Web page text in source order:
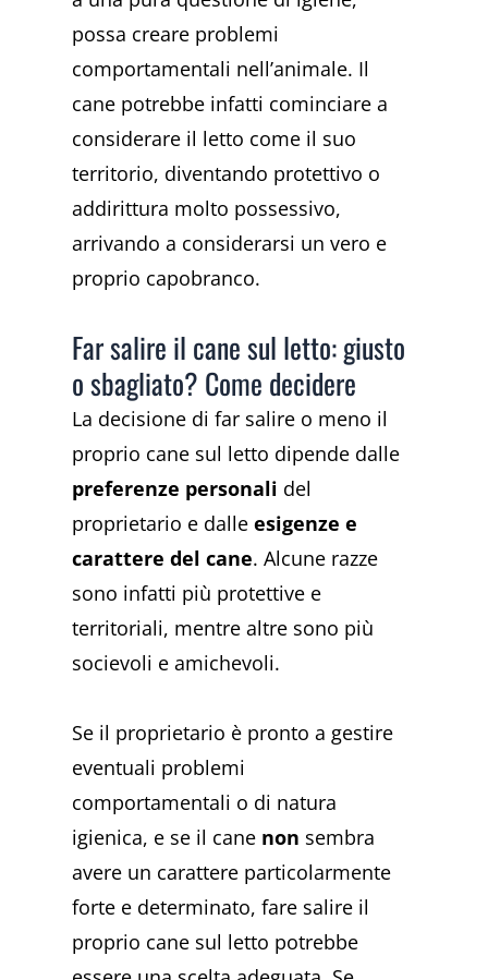
possa creare problemi
comportamentali nell’animale. Il
cane potrebbe infatti cominciare a
considerare il letto come il suo
territorio, diventando protettivo o
addirittura molto possessivo,
arrivando a considerarsi un vero e
proprio capobranco.
Far salire il cane sul letto: giusto
o sbagliato? Come decidere
La decisione di far salire o meno il
proprio cane sul letto dipende dalle
preferenze personali del
proprietario e dalleesigenze e
carattere del cane. Alcune razze
sono infatti più protettive e
territoriali, mentre altre sono più
socievoli e amichevoli.
Se il proprietario è pronto a gestire
eventuali problemi
comportamentali o di natura
igienica, e se il cane non sembra
avere un carattere particolarmente
forte e determinato, fare salire il
proprio cane sul letto potrebbe